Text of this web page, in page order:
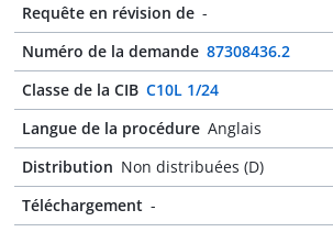
Requête en révision de -
Numéro de la demande 87308436.2
Classe de la CIB C10L 1/24
Langue de la procédure Anglais
Distribution Non distribuées (D)
Téléchargement -